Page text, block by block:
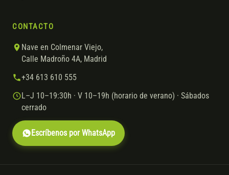
CONTACTO
Nave en Colmenar Viejo,
Calle Madroño 4A, Madrid
+34 613 610 555
L–J 10–19:30h · V 10–19h (horario de verano) · Sábados
cerrado
Escríbenos por WhatsApp